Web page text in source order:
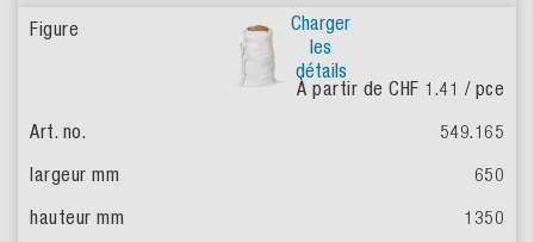
Charger
les
détails
À partir de CHF 1.41 / pce
549.165
650
1350